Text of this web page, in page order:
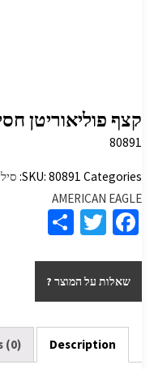
קצף פוליאוריטן
80891
SKU: 80891 Categories:
AMERICAN EAGLE
Fa
b
o
o
k
T
tt
er
ar
e
שאלות על המוצר ?
Description
(0)